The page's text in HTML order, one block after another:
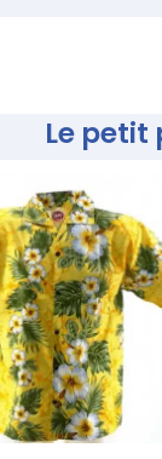
Le petit